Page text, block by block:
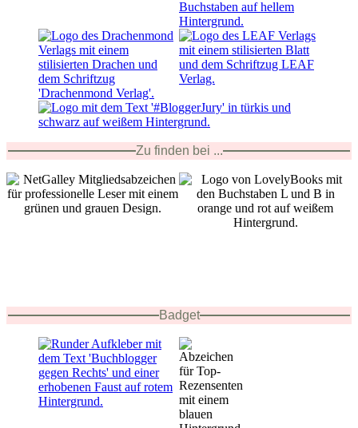
Zu finden bei ...
Badget